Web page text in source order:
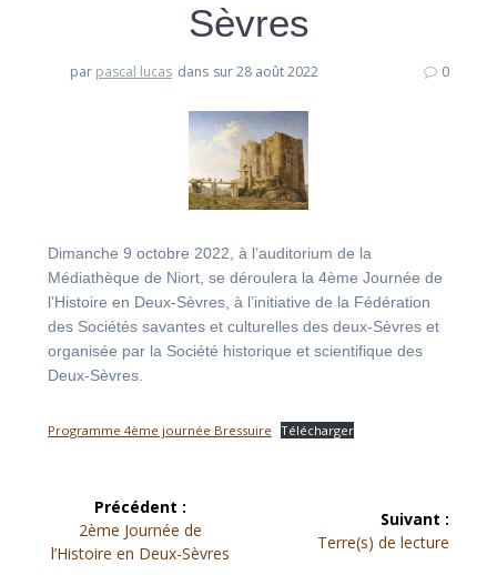
Sèvres
par pascal lucas dans sur 28 août 2022 0
Dimanche 9 octobre 2022, à l’auditorium de la
Médiathèque de Niort, se déroulera la 4ème Journée de
l’Histoire en Deux-Sèvres, à l’initiative de la Fédération
des Sociétés savantes et culturelles des deux-Sèvres et
organisée par la Société historique et scientifique des
Deux-Sèvres.
Programme 4ème journée Bressuire Télécharger
Navigation
de
Précédent :
Article
précédent :
2ème Journée de
l’Histoire en Deux-Sèvres
Suivant :
Article
Terre(s) de lecture